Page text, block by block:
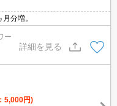
分増。
ー
詳細を見る
5,000円)